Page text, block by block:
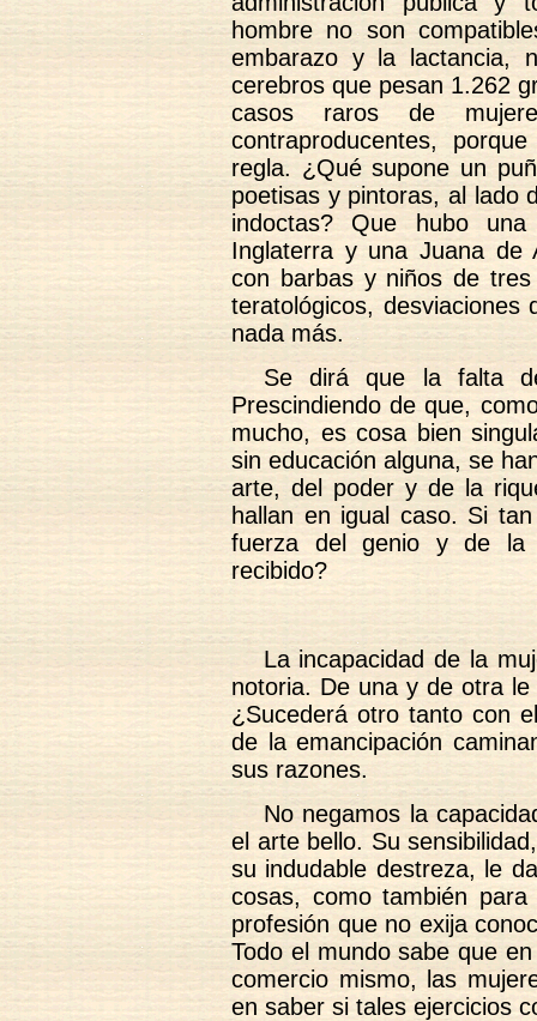
hombre no son
embarazo y la lactancia,
cerebros que pesan 1.262
casos raros de
contraproducentes,
regla. ¿Qué supone un
poetisas y pintoras, al lado
indoctas? Que hubo
Inglaterra y una Juana de
con barbas y niños de
teratológicos,
nada más.
Se dirá que la falta
Prescindiendo de que,
mucho, es cosa bien
sin educación alguna, se
arte, del poder y de la
hallan en igual caso. Si
fuerza del genio y de la
recibido?
La incapacidad de la
notoria. De una y de otra
¿Sucederá otro tanto con
de la emancipación
sus razones.
No negamos la
el arte bello. Su
su indudable destreza, le
cosas, como también
profesión que no exija
Todo el mundo sabe que
comercio mismo, las
en saber si tales ejercicios